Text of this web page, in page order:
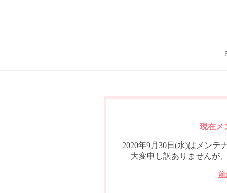
現在メ
2020年9月30日(水)はメンテ
大変申し訳ありませんが
前